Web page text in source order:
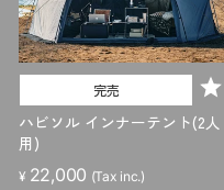
完売
ハビソル インナーテント(2人
用)
¥ 22,000 (Tax inc.)